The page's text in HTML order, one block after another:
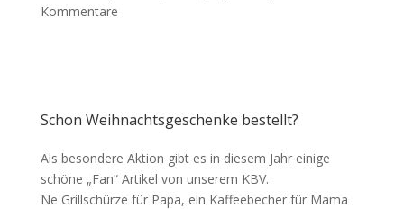
Kommentare
Schon Weihnachtsgeschenke bestellt?
Als besondere Aktion gibt es in diesem Jahr einige
schöne „Fan“ Artikel von unserem KBV.
Ne Grillschürze für Papa, ein Kaffeebecher für Mama